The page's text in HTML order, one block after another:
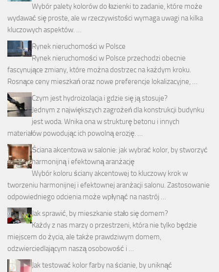
Wybór palety kolorów do łazienki to zadanie, które może
wydawać się proste, ale w rzeczywistości wymaga uwagi na kilka
kluczowych aspektów. …
Rynek nieruchomości w Polsce
Rynek nieruchomości w Polsce przechodzi obecnie
fascynujące zmiany, które można dostrzec na każdym kroku.
Rosnące ceny mieszkań oraz nowe preferencje lokalizacyjne, …
Czym jest hydroizolacja i gdzie się ją stosuje?
Jednym z największych zagrożeń dla konstrukcji budynku
jest woda. Wnika ona w strukturę betonu i innych
materiałów powodując ich powolną erozję. …
Ściana akcentowa w salonie: jak wybrać kolor, by stworzyć
harmonijną i efektowną aranżację
Wybór koloru ściany akcentowej to kluczowy krok w
tworzeniu harmonijnej i efektownej aranżacji salonu. Zastosowanie
odpowiedniego odcienia może wpłynąć na nastrój …
Jak sprawić, by mieszkanie stało się domem?
Każdy z nas marzy o przestrzeni, która nie tylko będzie
miejscem do życia, ale także prawdziwym domem,
odzwierciedlającym naszą osobowość i …
Jak testować kolor farby na ścianie, by uniknąć